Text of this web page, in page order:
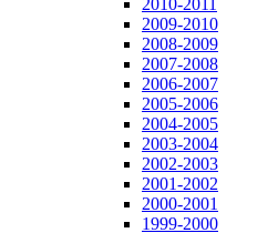
2010-2011
2009-2010
2008-2009
2007-2008
2006-2007
2005-2006
2004-2005
2003-2004
2002-2003
2001-2002
2000-2001
1999-2000